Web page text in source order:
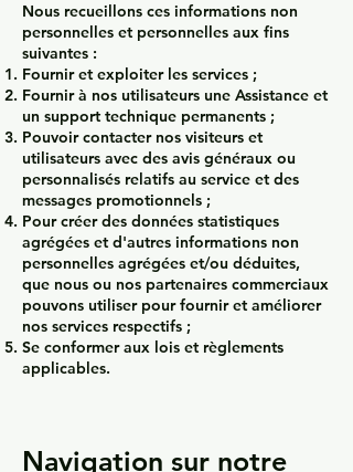
Nous recueillons ces informations non
personnelles et personnelles aux fins
suivantes :
Fournir et exploiter les services ;
Fournir à nos utilisateurs une Assistance et
un support technique permanents ;
Pouvoir contacter nos visiteurs et
utilisateurs avec des avis généraux ou
personnalisés relatifs au service et des
messages promotionnels ;
Pour créer des données statistiques
agrégées et d'autres informations non
personnelles agrégées et/ou déduites,
que nous ou nos partenaires commerciaux
pouvons utiliser pour fournir et améliorer
nos services respectifs ;
Se conformer aux lois et règlements
applicables.
Navigation sur notre